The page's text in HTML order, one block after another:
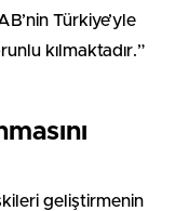
Türkiye’yle
kılmaktadır.”
geliştirmenin